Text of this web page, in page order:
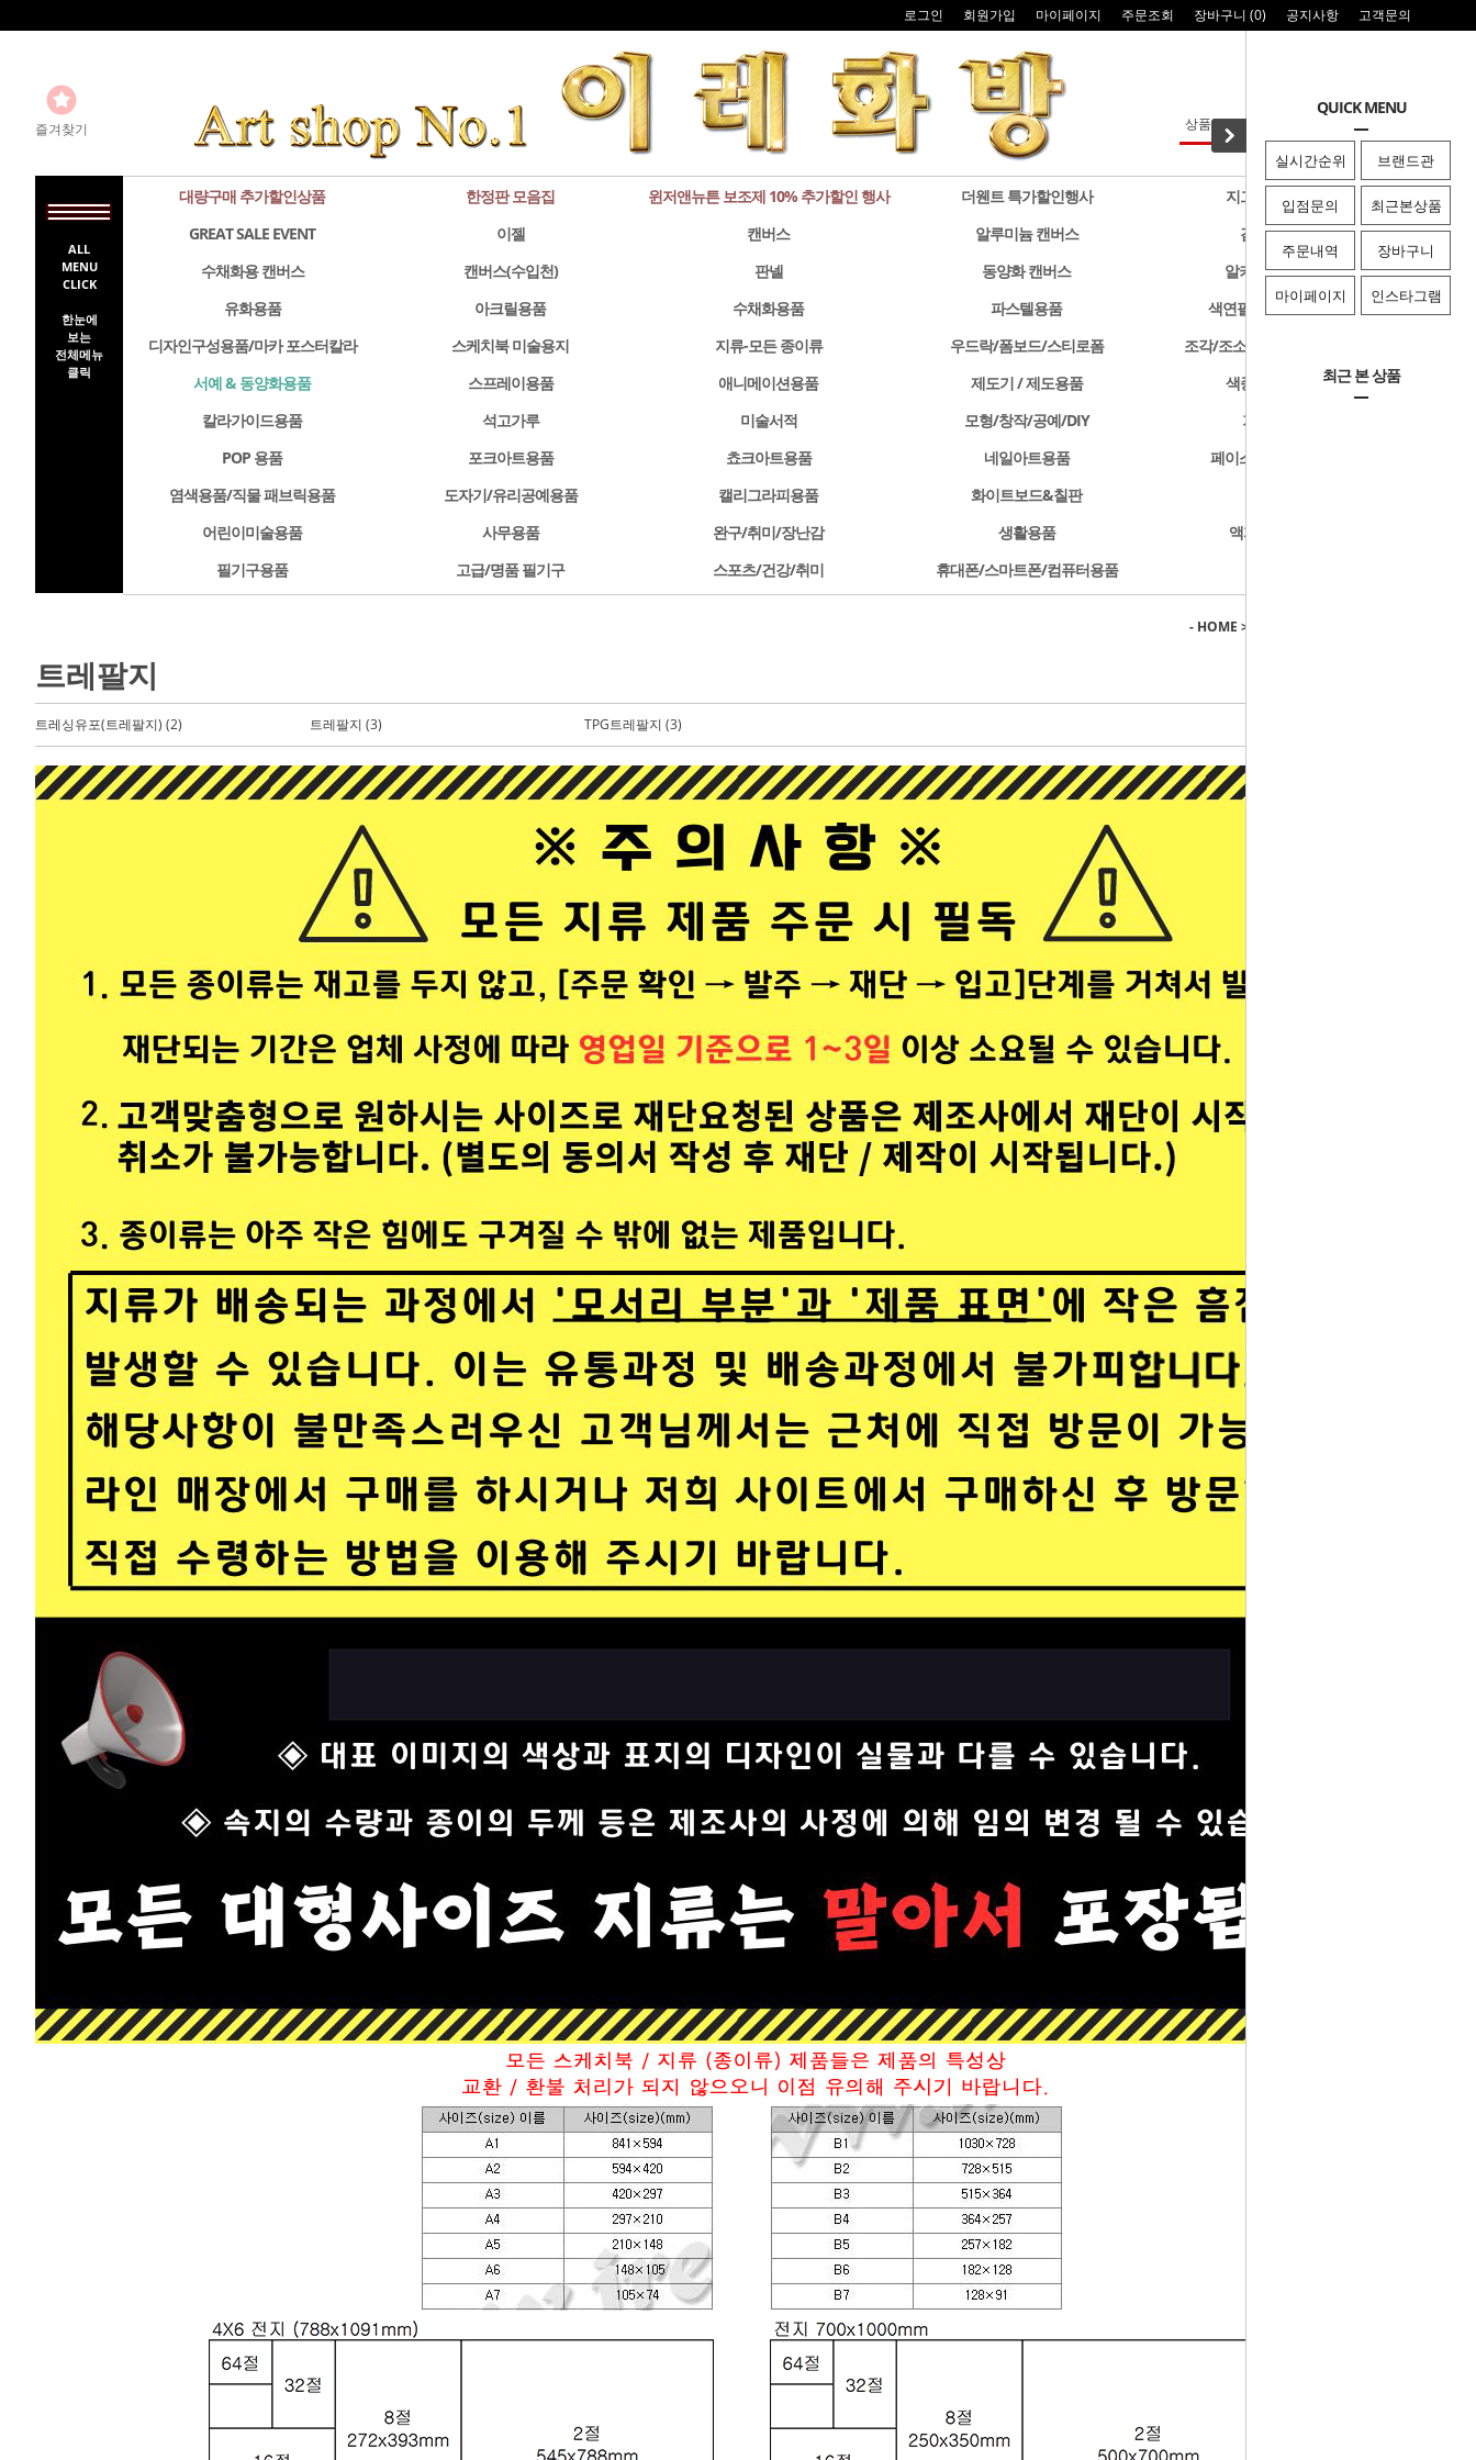
QUICK MENU
실시간순위 브랜드관
입점문의 최근본상품
주문내역 장바구니
마이페이지 인스타그램
최근 본 상품
로그인 회원가입 마이페이지 주문조회 장바구니 (0) 공지사항 고객문의
즐겨찾기
ALL
MENU
CLICK
한눈에
보는
전체메뉴
클릭
대량구매 추가할인상품 한정판 모음집 윈저앤뉴튼 보조제 10% 추가할인 행사 더웬트 특가할인행사
지그 특가할인행사
GREAT SALE EVENT
이젤 캔버스 알루미늄 캔버스
검정색 캔버스
수채화용 캔버스
캔버스(수입천) 판넬 동양화 캔버스
알키드물감 및 용품
유화용품
아크릴용품 수채화용품 파스텔용품
색연필/연필/드로잉용품
디자인구성용품/마카 포스터칼라
스케치북 미술용지 지류-모든 종이류 우드락/폼보드/스티로폼
조각/조소용품/클레이/판화용품
서예 & 동양화용품
스프레이용품 애니메이션용품 제도기 / 제도용품
색종이 & 종이접기
칼라가이드용품
석고가루 미술서적 모형/창작/공예/DIY
기타화방용품
POP 용품
포크아트용품 쵸크아트용품 네일아트용품
페이스페인팅/미용용품
염색용품/직물 패브릭용품
도자기/유리공예용품 캘리그라피용품 화이트보드&칠판
어린이미술용품
사무용품 완구/취미/장난감 생활용품
액자/사진첩/앨범
필기구용품
고급/명품 필기구 스포츠/건강/취미 휴대폰/스마트폰/컴퓨터용품
- HOME >
트레팔지
트레싱유포(트레팔지) (2) 트레팔지 (3) TPG트레팔지 (3)